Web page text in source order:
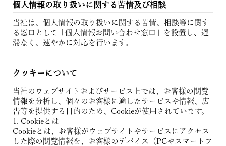
個人情報の取り扱いに関する苦情及び相談
当社は、個人情報の取り扱いに関する苦情、相談等に関す
る窓口として「個人情報お問い合わせ窓口」を設置し、遅
滞なく、速やかに対応を行います。
クッキーについて
当社のウェブサイトおよびサービス上では、お客様の閲覧
情報を分析し、個々のお客様に適したサービスや情報、広
告等を提供する目的のため、Cookieが使用されています。
Cookieとは
Cookieとは、お客様がウェブサイトやサービスにアクセス
した際の閲覧情報を、お客様のデバイス（PCやスマートフ